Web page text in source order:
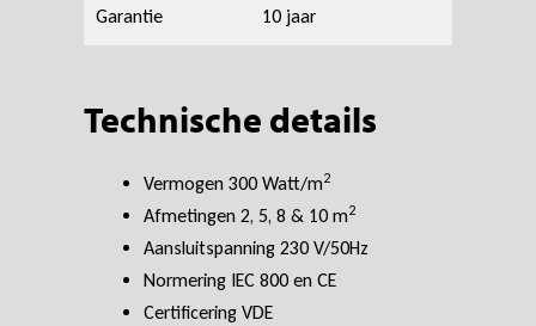
Garantie 10 jaar
Technische details
Vermogen 300 Watt/m2
Afmetingen 2, 5, 8 & 10 m2
Aansluitspanning 230 V/50Hz
Normering IEC 800 en CE
Certificering VDE